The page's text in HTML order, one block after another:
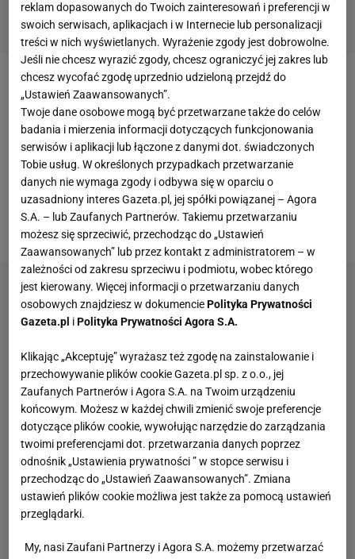
Piotr Żyłabył najlepszym z polskich skoczków
Willingen. Polak zakończył zawody na 14. miejscu,
choć kilkanaście minut po zakończeniu zawodów
Pucharu Światadotarła do nas zaskakująca
informacja. FIS zakomunikował, że zarówno Żyła jak
i Stefan Hula zostali zdyskwalifikowani z powodu
nieregulaminowych butów.
reklam dopasowanych do Twoich zainteresowań i preferencji w
swoich serwisach, aplikacjach i w Internecie lub personalizacji
treści w nich wyświetlanych. Wyrażenie zgody jest dobrowolne.
Jeśli nie chcesz wyrazić zgody, chcesz ograniczyć jej zakres lub
chcesz wycofać zgodę uprzednio udzieloną przejdź do
„Ustawień Zaawansowanych”.
Twoje dane osobowe mogą być przetwarzane także do celów
badania i mierzenia informacji dotyczących funkcjonowania
serwisów i aplikacji lub łączone z danymi dot. świadczonych
Tobie usług. W określonych przypadkach przetwarzanie
danych nie wymaga zgody i odbywa się w oparciu o
uzasadniony interes Gazeta.pl, jej spółki powiązanej – Agora
S.A. – lub Zaufanych Partnerów. Takiemu przetwarzaniu
możesz się sprzeciwić, przechodząc do „Ustawień
Zaawansowanych” lub przez kontakt z administratorem – w
zależności od zakresu sprzeciwu i podmiotu, wobec którego
jest kierowany. Więcej informacji o przetwarzaniu danych
osobowych znajdziesz w dokumenciePolityka Prywatności
Gazeta.pl iPolityka Prywatności Agora S.A.
Klikając „Akceptuję” wyrażasz też zgodę na zainstalowanie i
przechowywanie plików cookie Gazeta.pl sp. z o.o., jej
Zaufanych Partnerów i Agora S.A. na Twoim urządzeniu
końcowym. Możesz w każdej chwili zmienić swoje preferencje
dotyczące plików cookie, wywołując narzędzie do zarządzania
twoimi preferencjami dot. przetwarzania danych poprzez
odnośnik „Ustawienia prywatności ” w stopce serwisu i
przechodząc do „Ustawień Zaawansowanych”. Zmiana
ustawień plików cookie możliwa jest także za pomocą ustawień
przeglądarki.
My, nasi Zaufani Partnerzy i Agora S.A. możemy przetwarzać